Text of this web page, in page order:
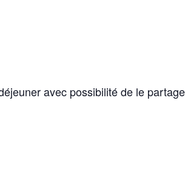
avec possibilité de le